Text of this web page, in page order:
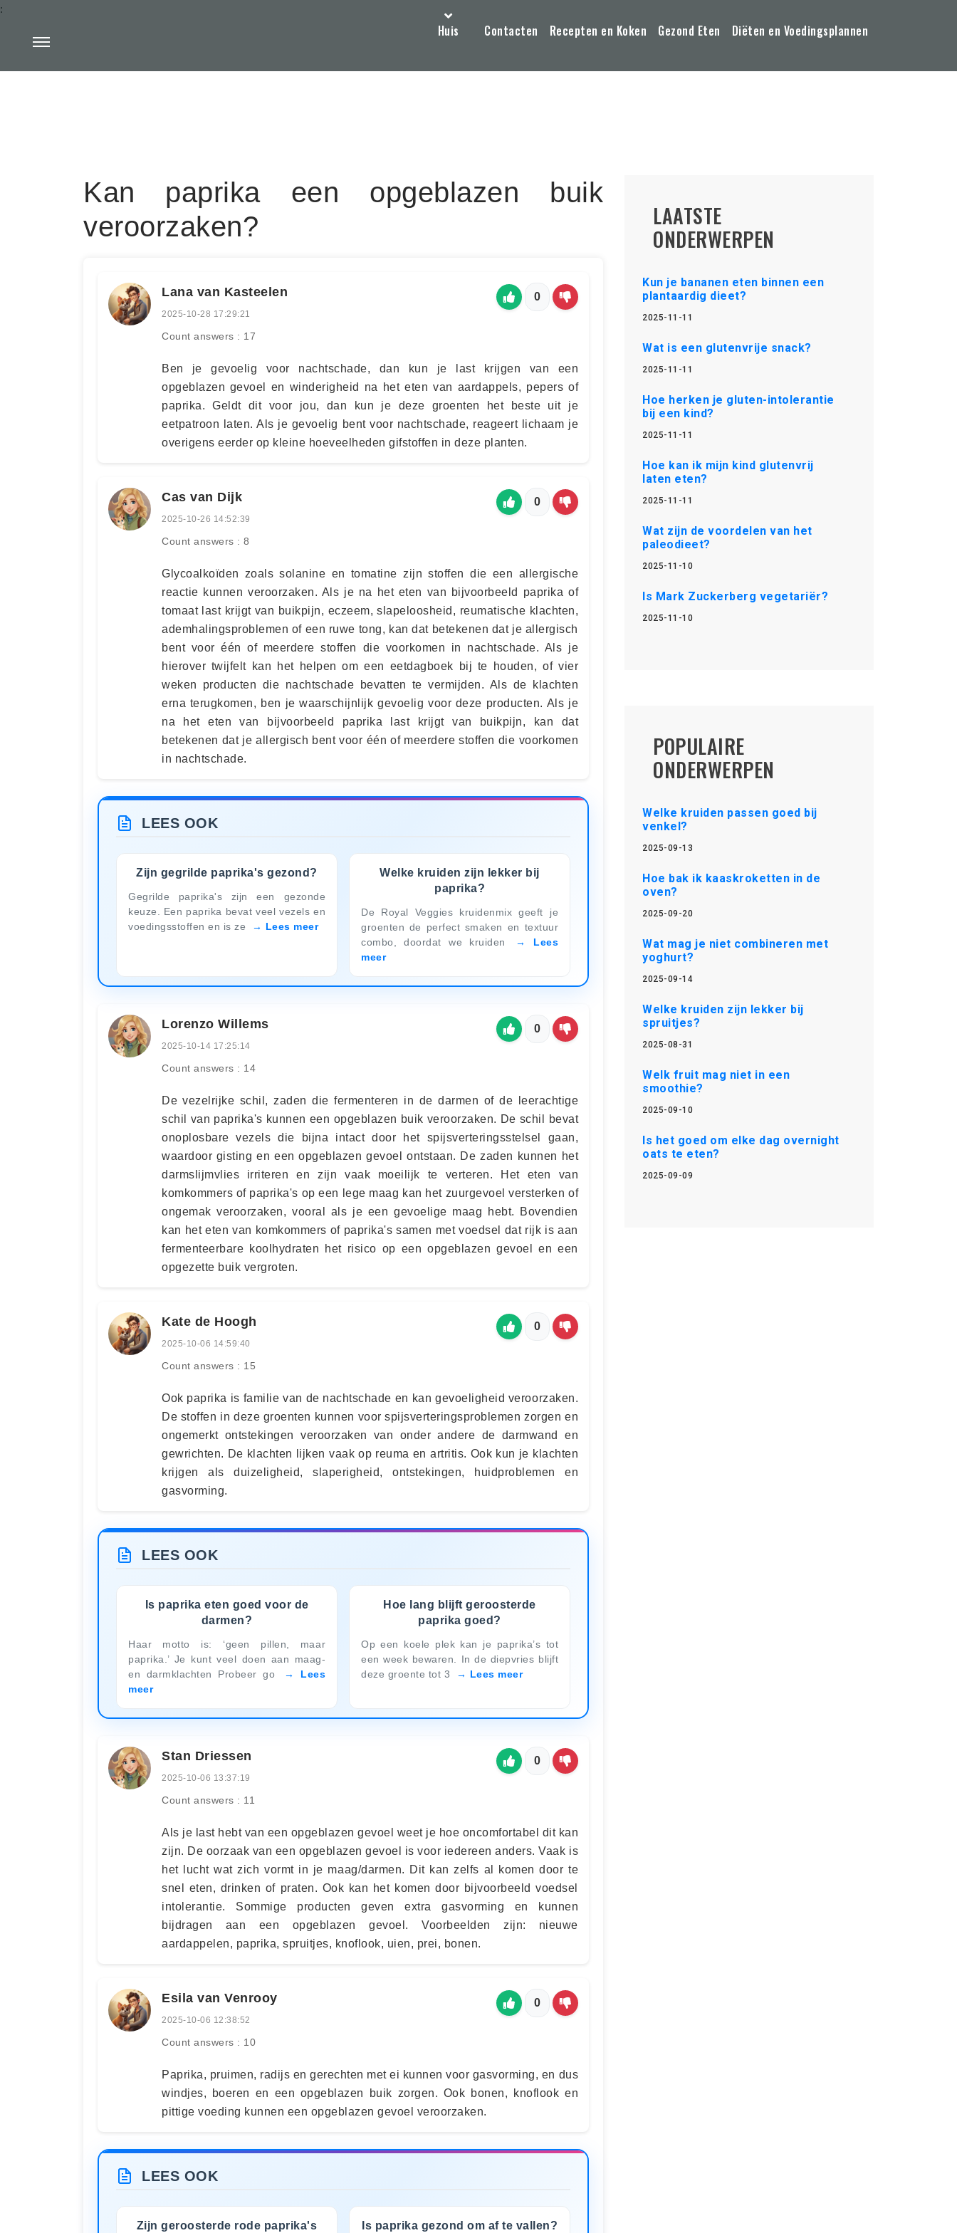
Huis Contacten Recepten en Koken Gezond Eten Diëten en Voedingsplannen
:
Kan paprika een opgeblazen buik
veroorzaken?
Lana van Kasteelen
2025-10-28 17:29:21
Count answers : 17
0
Ben je gevoelig voor nachtschade, dan kun je last krijgen van een
opgeblazen gevoel en winderigheid na het eten van aardappels, pepers of
paprika. Geldt dit voor jou, dan kun je deze groenten het beste uit je
eetpatroon laten. Als je gevoelig bent voor nachtschade, reageert lichaam je
overigens eerder op kleine hoeveelheden gifstoffen in deze planten.
Cas van Dijk
2025-10-26 14:52:39
Count answers : 8
0
Glycoalkoïden zoals solanine en tomatine zijn stoffen die een allergische
reactie kunnen veroorzaken. Als je na het eten van bijvoorbeeld paprika of
tomaat last krijgt van buikpijn, eczeem, slapeloosheid, reumatische klachten,
ademhalingsproblemen of een ruwe tong, kan dat betekenen dat je allergisch
bent voor één of meerdere stoffen die voorkomen in nachtschade. Als je
hierover twijfelt kan het helpen om een eetdagboek bij te houden, of vier
weken producten die nachtschade bevatten te vermijden. Als de klachten
erna terugkomen, ben je waarschijnlijk gevoelig voor deze producten. Als je
na het eten van bijvoorbeeld paprika last krijgt van buikpijn, kan dat
betekenen dat je allergisch bent voor één of meerdere stoffen die voorkomen
in nachtschade.
LEES OOK
Zijn gegrilde paprika's gezond?
Gegrilde paprika's zijn een gezonde
keuze. Een paprika bevat veel vezels en
voedingsstoffen en is ze
Lees meer
Welke kruiden zijn lekker bij
paprika?
De Royal Veggies kruidenmix geeft je
groenten de perfect smaken en textuur
combo, doordat we kruiden
Lees
meer
Lorenzo Willems
2025-10-14 17:25:14
Count answers : 14
0
De vezelrijke schil, zaden die fermenteren in de darmen of de leerachtige
schil van paprika's kunnen een opgeblazen buik veroorzaken. De schil bevat
onoplosbare vezels die bijna intact door het spijsverteringsstelsel gaan,
waardoor gisting en een opgeblazen gevoel ontstaan. De zaden kunnen het
darmslijmvlies irriteren en zijn vaak moeilijk te verteren. Het eten van
komkommers of paprika's op een lege maag kan het zuurgevoel versterken of
ongemak veroorzaken, vooral als je een gevoelige maag hebt. Bovendien
kan het eten van komkommers of paprika's samen met voedsel dat rijk is aan
fermenteerbare koolhydraten het risico op een opgeblazen gevoel en een
opgezette buik vergroten.
Kate de Hoogh
2025-10-06 14:59:40
Count answers : 15
0
Ook paprika is familie van de nachtschade en kan gevoeligheid veroorzaken.
De stoffen in deze groenten kunnen voor spijsverteringsproblemen zorgen en
ongemerkt ontstekingen veroorzaken van onder andere de darmwand en
gewrichten. De klachten lijken vaak op reuma en artritis. Ook kun je klachten
krijgen als duizeligheid, slaperigheid, ontstekingen, huidproblemen en
gasvorming.
LEES OOK
Is paprika eten goed voor de
darmen?
Haar motto is: ‘geen pillen, maar
paprika.’ Je kunt veel doen aan maag-
en darmklachten Probeer go
Lees
meer
Hoe lang blijft geroosterde
paprika goed?
Op een koele plek kan je paprika’s tot
een week bewaren. In de diepvries blijft
deze groente tot 3
Lees meer
Stan Driessen
2025-10-06 13:37:19
Count answers : 11
0
Als je last hebt van een opgeblazen gevoel weet je hoe oncomfortabel dit kan
zijn. De oorzaak van een opgeblazen gevoel is voor iedereen anders. Vaak is
het lucht wat zich vormt in je maag/darmen. Dit kan zelfs al komen door te
snel eten, drinken of praten. Ook kan het komen door bijvoorbeeld voedsel
intolerantie. Sommige producten geven extra gasvorming en kunnen
bijdragen aan een opgeblazen gevoel. Voorbeelden zijn: nieuwe
aardappelen, paprika, spruitjes, knoflook, uien, prei, bonen.
Esila van Venrooy
2025-10-06 12:38:52
Count answers : 10
0
Paprika, pruimen, radijs en gerechten met ei kunnen voor gasvorming, en dus
windjes, boeren en een opgeblazen buik zorgen. Ook bonen, knoflook en
pittige voeding kunnen een opgeblazen gevoel veroorzaken.
LEES OOK
Zijn geroosterde rode paprika's Is paprika gezond om af te vallen?
LAATSTE
ONDERWERPEN
Kun je bananen eten binnen een
plantaardig dieet?
2025-11-11
Wat is een glutenvrije snack?
2025-11-11
Hoe herken je gluten-intolerantie
bij een kind?
2025-11-11
Hoe kan ik mijn kind glutenvrij
laten eten?
2025-11-11
Wat zijn de voordelen van het
paleodieet?
2025-11-10
Is Mark Zuckerberg vegetariër?
2025-11-10
POPULAIRE
ONDERWERPEN
Welke kruiden passen goed bij
venkel?
2025-09-13
Hoe bak ik kaaskroketten in de
oven?
2025-09-20
Wat mag je niet combineren met
yoghurt?
2025-09-14
Welke kruiden zijn lekker bij
spruitjes?
2025-08-31
Welk fruit mag niet in een
smoothie?
2025-09-10
Is het goed om elke dag overnight
oats te eten?
2025-09-09